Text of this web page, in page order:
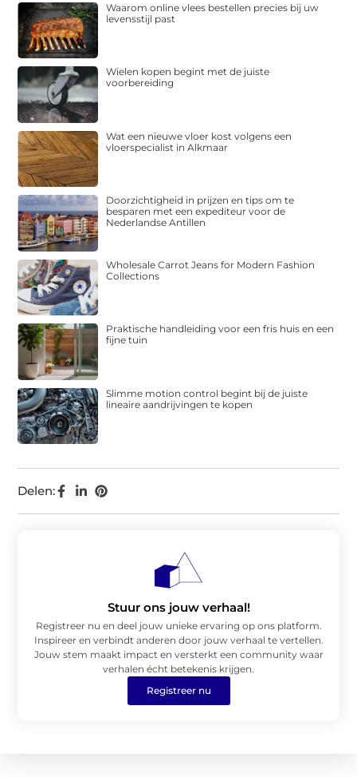
Delen:
Waarom online vlees bestellen precies bij uw
levensstijl past
Wielen kopen begint met de juiste
voorbereiding
Wat een nieuwe vloer kost volgens een
vloerspecialist in Alkmaar
Doorzichtigheid in prijzen en tips om te
besparen met een expediteur voor de
Nederlandse Antillen
Wholesale Carrot Jeans for Modern Fashion
Collections
Praktische handleiding voor een fris huis en een
fijne tuin
Slimme motion control begint bij de juiste
lineaire aandrijvingen te kopen
Stuur ons jouw verhaal!
Registreer nu en deel jouw unieke ervaring op ons platform.
Inspireer en verbindt anderen door jouw verhaal te vertellen.
Jouw stem maakt impact en versterkt een community waar
verhalen écht betekenis krijgen.
Registreer nu